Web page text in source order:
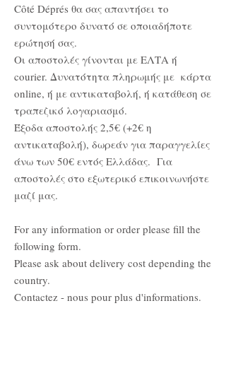
Côté Déprés θα σας απαντήσει το
συντομότερο δυνατό σε οποιαδήποτε
ερώτησή σας.
Οι αποστολές γίνονται με ΕΛΤΑ ή
courier. Δυνατότητα πληρωμής με κάρτα
online, ή με αντικαταβολή, ή κατάθεση σε
τραπεζικό λογαριασμό.
Έξοδα αποστολής 2,5€ (+2€ η
αντικαταβολή), δωρεάν για παραγγελίες
άνω των 50€ εντός Ελλάδας. Για
αποστολές στο εξωτερικό επικοινωνήστε
μαζί μας.
For any information or order please fill the
following form.
Please ask about delivery cost depending the
country.
Contactez - nous pour plus d'informations.